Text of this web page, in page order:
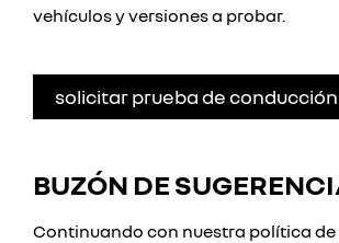
vehículos y versiones a probar.
solicitar prueba de conducción
BUZÓN DE
Continuando con nuestra política